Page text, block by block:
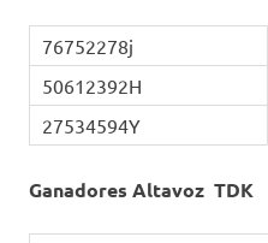
76752278j
50612392H
27534594Y
Ganadores Altavoz TDK